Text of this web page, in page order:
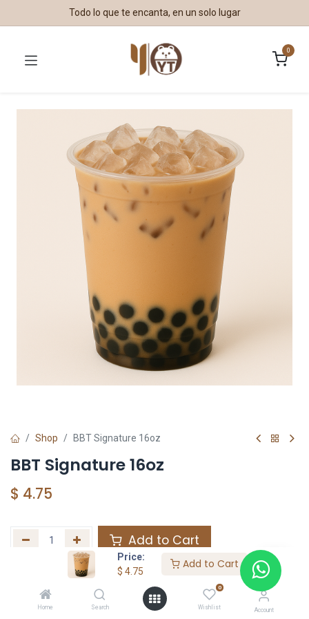
Price:
$ 4.75
Add to Cart
Home Search
0
Wishlist Account
Todo lo que te encanta, en un solo lugar
0
Shop BBT Signature 16oz
BBT Signature 16oz
$ 4.75
Add to Cart
Agregar a la lista de deseos
Share :